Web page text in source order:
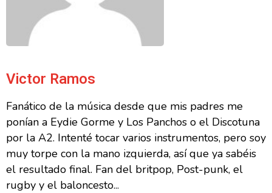
Victor Ramos
Fanático de la música desde que mis padres me
ponían a Eydie Gorme y Los Panchos o el Discotuna
por la A2. Intenté tocar varios instrumentos, pero soy
muy torpe con la mano izquierda, así que ya sabéis
el resultado final. Fan del britpop, Post-punk, el
rugby y el baloncesto...